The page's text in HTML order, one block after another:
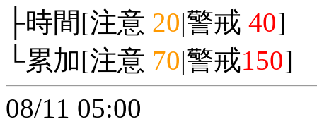
├時間[注意 20|警戒 40]
└累加[注意 70|警戒150]
08/11 05:00